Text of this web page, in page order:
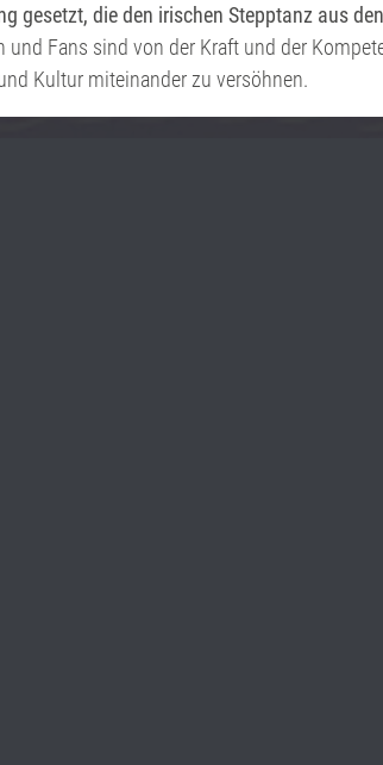
gesetzt, die den irischen Stepptanz aus
und Fans sind von der Kraft und der
Kultur miteinander zu versöhnen.